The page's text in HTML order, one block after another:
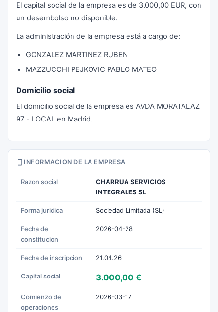
El capital social de la empresa es de 3.000,00 EUR, con
un desembolso no disponible.
La administración de la empresa está a cargo de:
GONZALEZ MARTINEZ RUBEN
MAZZUCCHI PEJKOVIC PABLO MATEO
Domicilio social
El domicilio social de la empresa es AVDA MORATALAZ
97 - LOCAL en Madrid.
INFORMACION DE LA EMPRESA
Razon social
CHARRUA SERVICIOS
INTEGRALES SL
Forma juridica Sociedad Limitada (SL)
Fecha de
constitucion
2026-04-28
Fecha de inscripcion 21.04.26
Capital social 3.000,00 €
Comienzo de
operaciones
2026-03-17